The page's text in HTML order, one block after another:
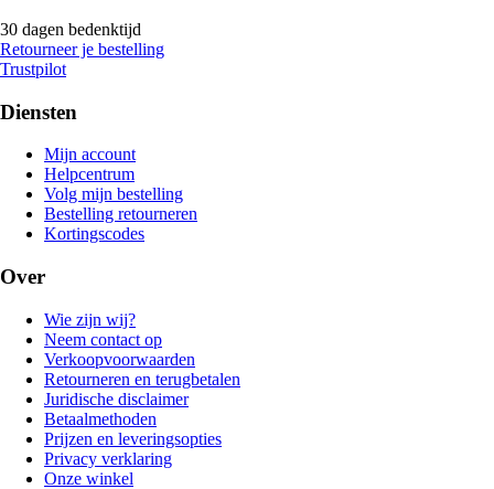
30 dagen bedenktijd
Retourneer je bestelling
Trustpilot
Diensten
Mijn account
Helpcentrum
Volg mijn bestelling
Bestelling retourneren
Kortingscodes
Over
Wie zijn wij?
Neem contact op
Verkoopvoorwaarden
Retourneren en terugbetalen
Juridische disclaimer
Betaalmethoden
Prijzen en leveringsopties
Privacy verklaring
Onze winkel